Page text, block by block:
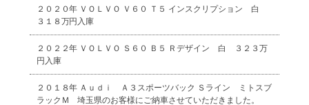
２０２０年 ＶＯＬＶＯ Ｖ６０ Ｔ５ インスクリプション 白
３１８万円入庫
２０２２年 ＶＯＬＶＯ Ｓ６０ Ｂ５ Ｒデザイン 白 ３２３万
円入庫
２０１８年 Ａｕｄｉ Ａ３スポーツバック Ｓライン ミトスブ
ラックＭ 埼玉県のお客様にご納車させていただきました。